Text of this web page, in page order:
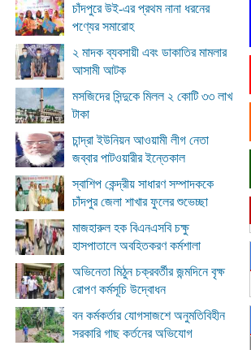
চাঁদপুরে উই-এর প্রথম নানা ধরনের
পণ্যের সমারোহ
২ মাদক ব্যবসায়ী এবং ডাকাতির মামলার
আসামী আটক
মসজিদের সিন্দুকে মিলল ২ কোটি ৩৩ লাখ
টাকা
চান্দ্রা ইউনিয়ন আওয়ামী লীগ নেতা
জব্বার পাটওয়ারীর ইন্তেকাল
স্বাশিপ কেন্দ্রীয় সাধারণ সম্পাদককে
চাঁদপুর জেলা শাখার ফুলের শুভেচ্ছা
মাজহারুল হক বিএনএসবি চক্ষু
হাসপাতালে অবহিতকরণ কর্মশালা
অভিনেতা মিঠুন চক্রবর্তীর জন্মদিনে বৃক্ষ
রোপণ কর্মসূচি উদ্বোধন
বন কর্মকর্তার যোগসাজশে অনুমতিবিহীন
সরকারি গাছ কর্তনের অভিযোগ